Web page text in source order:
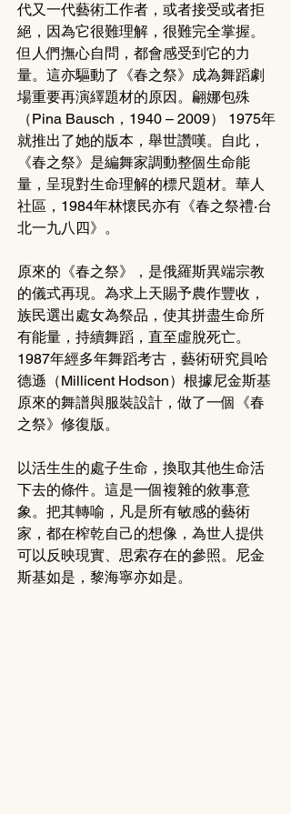
代又一代藝術工作者，或者接受或者拒
絕，因為它很難理解，很難完全掌握。
但人們撫心自問，都會感受到它的力
量。這亦驅動了《春之祭》成為舞蹈劇
場重要再演繹題材的原因。翩娜包殊
（Pina Bausch，1940 – 2009） 1975年
就推出了她的版本，舉世讚嘆。自此，
《春之祭》是編舞家調動整個生命能
量，呈現對生命理解的標尺題材。華人
社區，1984年林懷民亦有《春之祭禮‧台
北一九八四》。
原來的《春之祭》，是俄羅斯異端宗教
的儀式再現。為求上天賜予農作豐收，
族民選出處女為祭品，使其拼盡生命所
有能量，持續舞蹈，直至虛脫死亡。
1987年經多年舞蹈考古，藝術研究員哈
德遜（Millicent Hodson）根據尼金斯基
原來的舞譜與服裝設計，做了一個《春
之祭》修復版。
以活生生的處子生命，換取其他生命活
下去的條件。這是一個複雜的敘事意
象。把其轉喻，凡是所有敏感的藝術
家，都在榨乾自己的想像，為世人提供
可以反映現實、思索存在的參照。尼金
斯基如是，黎海寧亦如是。